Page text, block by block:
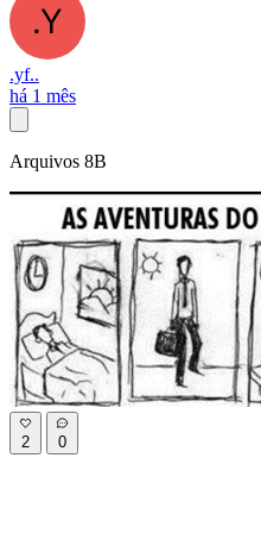
.yf..
há 1 mês
Arquivos 8B
2 0